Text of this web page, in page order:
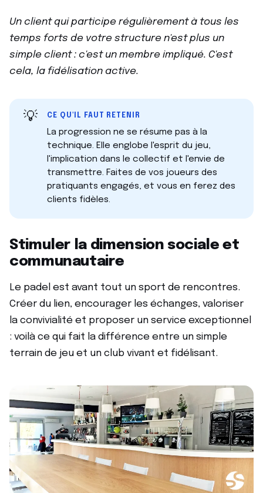
Un client qui participe régulièrement à tous les
temps forts de votre structure n'est plus un
simple client : c'est un membre impliqué. C'est
cela, la fidélisation active.
💡 CE QU'IL FAUT RETENIR
La progression ne se résume pas à la
technique. Elle englobe l'esprit du jeu,
l'implication dans le collectif et l'envie de
transmettre. Faites de vos joueurs des
pratiquants engagés, et vous en ferez des
clients fidèles.
Stimuler la dimension sociale et
communautaire
Le padel est avant tout un sport de rencontres.
Créer du lien, encourager les échanges, valoriser
la convivialité et proposer un service exceptionnel
: voilà ce qui fait la différence entre un simple
terrain de jeu et un club vivant et fidélisant.